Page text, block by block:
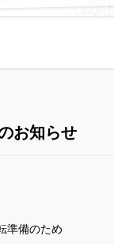
お知らせ
準備のため